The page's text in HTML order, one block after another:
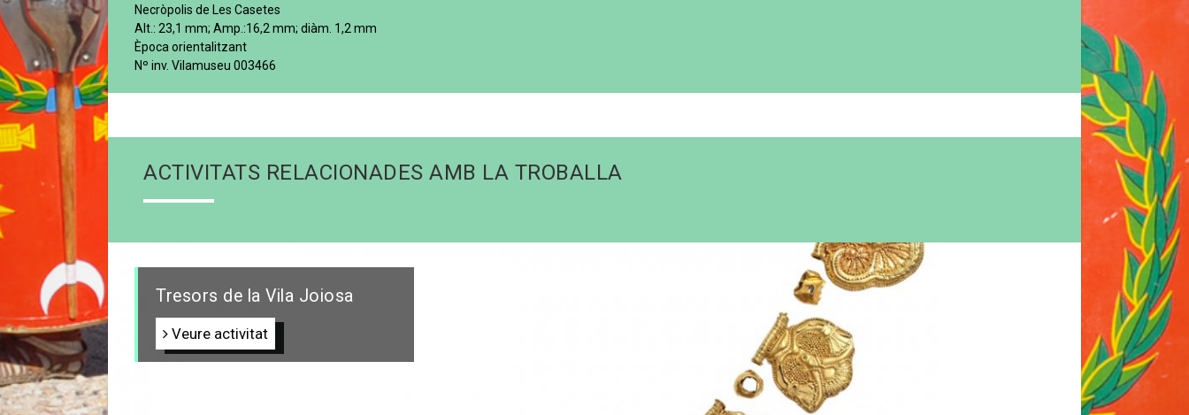
Necròpolis de Les Casetes
Alt.: 23,1 mm; Amp.:16,2 mm; diàm. 1,2 mm
Època orientalitzant
Nº inv. Vilamuseu 003466
ACTIVITATS RELACIONADES AMB LA TROBALLA
Tresors de la Vila Joiosa
Veure activitat